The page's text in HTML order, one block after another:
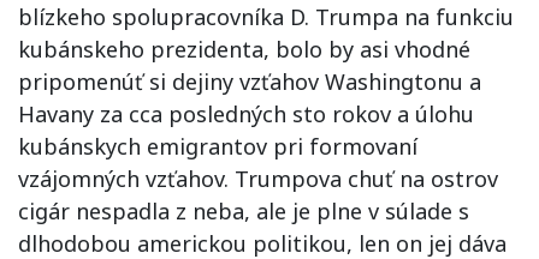
blízkeho spolupracovníka D. Trumpa na funkciu
kubánskeho prezidenta, bolo by asi vhodné
pripomenúť si dejiny vzťahov Washingtonu a
Havany za cca posledných sto rokov a úlohu
kubánskych emigrantov pri formovaní
vzájomných vzťahov. Trumpova chuť na ostrov
cigár nespadla z neba, ale je plne v súlade s
dlhodobou americkou politikou, len on jej dáva